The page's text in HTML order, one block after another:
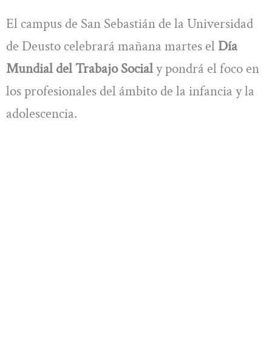
El campus de San Sebastián de la Universidad
de Deusto celebrará mañana martes el Día
Mundial del Trabajo Socialy pondrá el foco en
los profesionales del ámbito de la infancia y la
adolescencia.